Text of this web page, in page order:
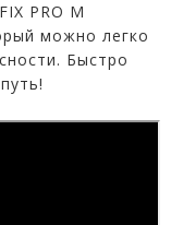
PRO М
можно легко
Быстро